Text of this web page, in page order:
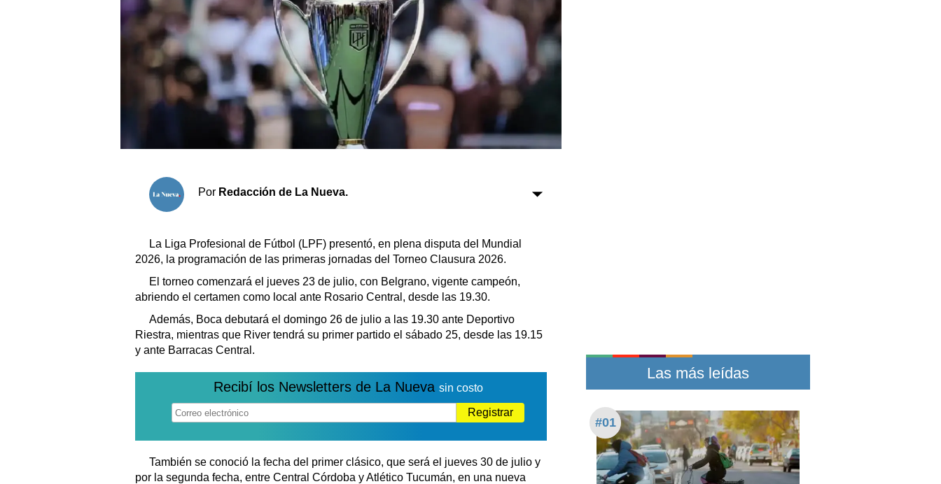
Tecnología
Turismo
Salud
Es viral
El tiempo
Fúnebres
Horóscopo
Servicios
Farmacias
Datos Útiles
Fúnebres
Edictos
Teléfonos de urgencia
Por Redacción de La Nueva.
La Liga Profesional de Fútbol (LPF) presentó, en plena disputa del Mundial
2026, la programación de las primeras jornadas del Torneo Clausura 2026.
El torneo comenzará el jueves 23 de julio, con Belgrano, vigente campeón,
abriendo el certamen como local ante Rosario Central, desde las 19.30.
Además, Boca debutará el domingo 26 de julio a las 19.30 ante Deportivo
Riestra, mientras que River tendrá su primer partido el sábado 25, desde las 19.15
y ante Barracas Central.
Recibí los Newsletters de La Nueva sin costo
Registrar
También se conoció la fecha del primer clásico, que será el jueves 30 de julio y
por la segunda fecha, entre Central Córdoba y Atlético Tucumán, en una nueva
Las más leídas
#01